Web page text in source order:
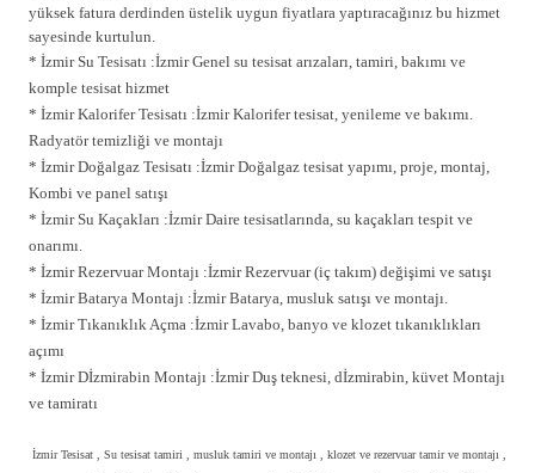
yüksek fatura derdinden üstelik uygun fiyatlara yaptıracağınız bu hizmet
sayesinde kurtulun.
* İzmir Su Tesisatı :İzmir Genel su tesisat arızaları, tamiri, bakımı ve
komple tesisat hizmet
* İzmir Kalorifer Tesisatı :İzmir Kalorifer tesisat, yenileme ve bakımı.
Radyatör temizliği ve montajı
* İzmir Doğalgaz Tesisatı :İzmir Doğalgaz tesisat yapımı, proje, montaj,
Kombi ve panel satışı
* İzmir Su Kaçakları :İzmir Daire tesisatlarında, su kaçakları tespit ve
onarımı.
* İzmir Rezervuar Montajı :İzmir Rezervuar (iç takım) değişimi ve satışı
* İzmir Batarya Montajı :İzmir Batarya, musluk satışı ve montajı.
* İzmir Tıkanıklık Açma :İzmir Lavabo, banyo ve klozet tıkanıklıkları
açımı
* İzmir Dİzmirabin Montajı :İzmir Duş teknesi, dİzmirabin, küvet Montajı
ve tamiratı
İzmir Tesisat , Su tesisat tamiri , musluk tamiri ve montajı , klozet ve rezervuar tamir ve montajı ,